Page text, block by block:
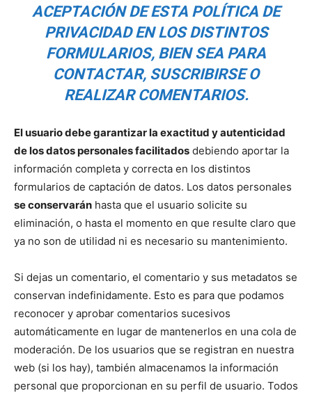
ACEPTACIÓN DE ESTA POLÍTICA DE
PRIVACIDAD EN LOS DISTINTOS
FORMULARIOS, BIEN SEA PARA
CONTACTAR, SUSCRIBIRSE O
REALIZAR COMENTARIOS.
El usuario debe garantizar la exactitud y autenticidad
de los datos personales facilitados debiendo aportar la
información completa y correcta en los distintos
formularios de captación de datos. Los datos personales
se conservarán hasta que el usuario solicite su
eliminación, o hasta el momento en que resulte claro que
ya no son de utilidad ni es necesario su mantenimiento.
Si dejas un comentario, el comentario y sus metadatos se
conservan indefinidamente. Esto es para que podamos
reconocer y aprobar comentarios sucesivos
automáticamente en lugar de mantenerlos en una cola de
moderación. De los usuarios que se registran en nuestra
web (si los hay), también almacenamos la información
personal que proporcionan en su perfil de usuario. Todos